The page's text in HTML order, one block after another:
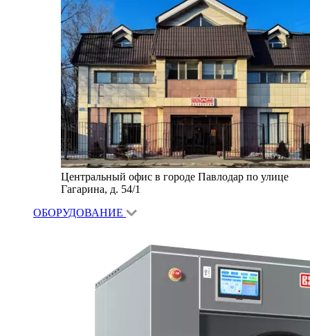
Центральный офис в городе Павлодар по улице
Гагарина, д. 54/1
ОБОРУДОВАНИЕ